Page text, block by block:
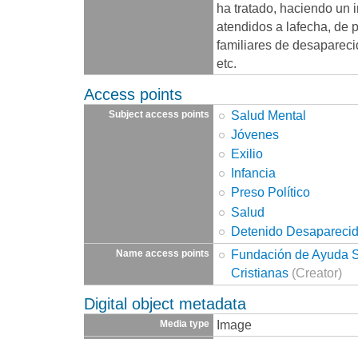
ha tratado, haciendo un
atendidos a lafecha, de
familiares de
etc.
Access points
Subject access points
Salud Mental
Jóvenes
Exilio
Infancia
Preso Político
Salud
Detenido
Name access points
Fundación de Ayuda
Cristianas (Creator)
Digital object metadata
Media type Image